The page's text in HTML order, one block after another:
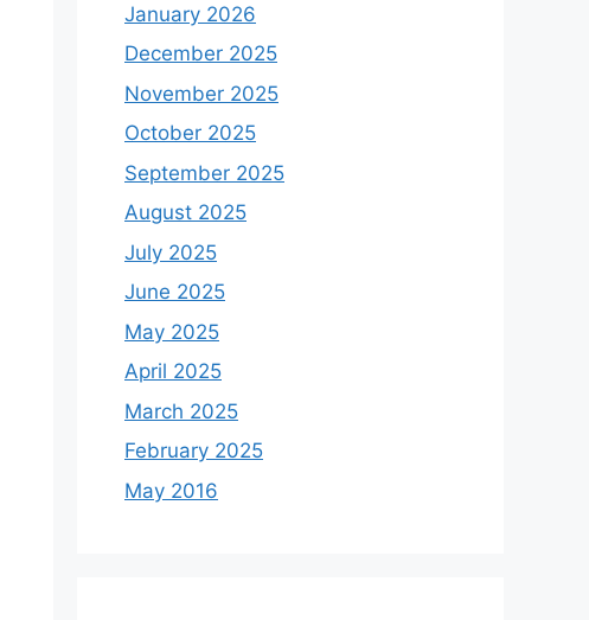
January 2026
December 2025
November 2025
October 2025
September 2025
August 2025
July 2025
June 2025
May 2025
April 2025
March 2025
February 2025
May 2016